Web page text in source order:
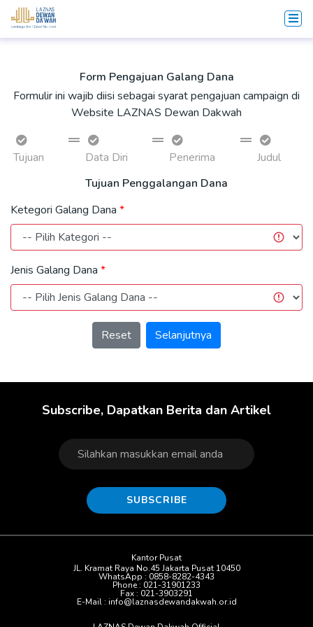
Form Pengajuan Galang Dana
Formulir ini wajib diisi sebagai syarat pengajuan campaign di
Website LAZNAS Dewan Dakwah
Tujuan Data Diri Penerima
Judul
Tujuan Penggalangan Dana
Ketegori Galang Dana
Jenis Galang Dana
Reset Selanjutnya
Subscribe, Dapatkan Berita dan Artikel
SUBSCRIBE
Kantor Pusat
JL. Kramat Raya No.45 Jakarta Pusat 10450
WhatsApp : 0858-8282-4343
Phone : 021-31901233
Fax : 021-3903291
E-Mail : info@laznasdewandakwah.or.id